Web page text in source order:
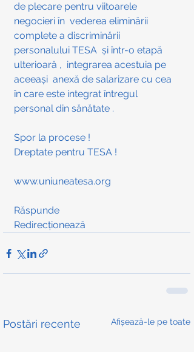
de plecare pentru viitoarele
negocieri în  vederea eliminării
complete a discriminării
personalului TESA  și într-o etapă
ulterioară ,  integrarea acestuia pe
aceeași  anexă de salarizare cu cea
în care este integrat întregul
personal din sănătate .
Spor la procese !
Dreptate pentru TESA !
www.uniuneatesa.org
Răspunde
Redirecționează
Postări recente Afișează-le pe toate